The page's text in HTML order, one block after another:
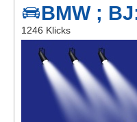
Kontakt
AGB,
Impressum
BMW ;
1246 Klicks